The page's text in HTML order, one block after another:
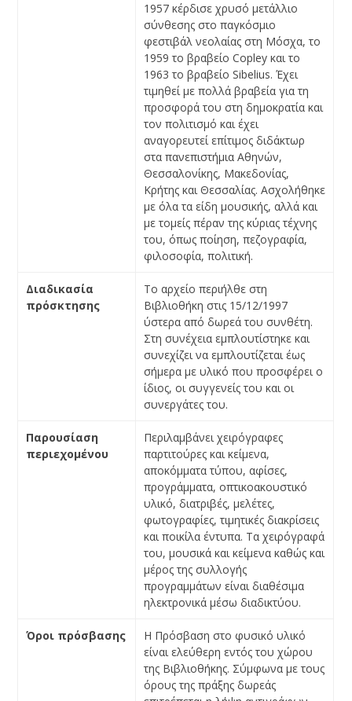
1957 κέρδισε χρυσό μετάλλιο
σύνθεσης στο παγκόσμιο
φεστιβάλ νεολαίας στη Μόσχα, το
1959 το βραβείο Copley και το
1963 το βραβείο Sibelius. Έχει
τιμηθεί με πολλά βραβεία για τη
προσφορά του στη δημοκρατία και
τον πολιτισμό και έχει
αναγορευτεί επίτιμος διδάκτωρ
στα πανεπιστήμια Αθηνών,
Θεσσαλονίκης, Μακεδονίας,
Κρήτης και Θεσσαλίας. Ασχολήθηκε
με όλα τα είδη μουσικής, αλλά και
με τομείς πέραν της κύριας τέχνης
του, όπως ποίηση, πεζογραφία,
φιλοσοφία, πολιτική.
Διαδικασία
πρόσκτησης
Το αρχείο περιήλθε στη
Βιβλιοθήκη στις 15/12/1997
ύστερα από δωρεά του συνθέτη.
Στη συνέχεια εμπλουτίστηκε και
συνεχίζει να εμπλουτίζεται έως
σήμερα με υλικό που προσφέρει ο
ίδιος, οι συγγενείς του και οι
συνεργάτες του.
Παρουσίαση
περιεχομένου
Περιλαμβάνει χειρόγραφες
παρτιτούρες και κείμενα,
αποκόμματα τύπου, αφίσες,
προγράμματα, οπτικοακουστικό
υλικό, διατριβές, μελέτες,
φωτογραφίες, τιμητικές διακρίσεις
και ποικίλα έντυπα. Τα χειρόγραφά
του, μουσικά και κείμενα καθώς και
μέρος της συλλογής
προγραμμάτων είναι διαθέσιμα
ηλεκτρονικά μέσω διαδικτύου.
Όροι πρόσβασης
Η Πρόσβαση στο φυσικό υλικό
είναι ελεύθερη εντός του χώρου
της Βιβλιοθήκης. Σύμφωνα με τους
όρους της πράξης δωρεάς